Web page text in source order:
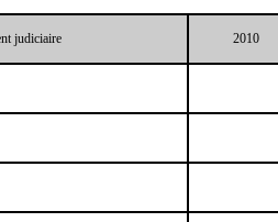
judiciaire 2010